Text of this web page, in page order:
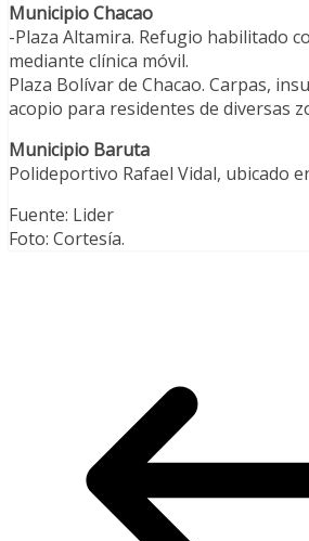
Municipio Chacao
-Plaza Altamira. Refugio habilitado
mediante clínica móvil.
Plaza Bolívar de Chacao. Carpas,
acopio para residentes de diversas
Municipio Baruta
Polideportivo Rafael Vidal, ubicado
Fuente: Lider
Foto: Cortesía.